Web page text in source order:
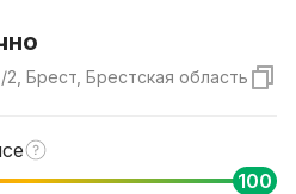
Брест, Брестская область
100